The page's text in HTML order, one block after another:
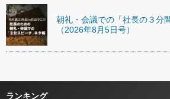
朝礼・会議での「社長の３分
（2026年8月5日号）
ランキング